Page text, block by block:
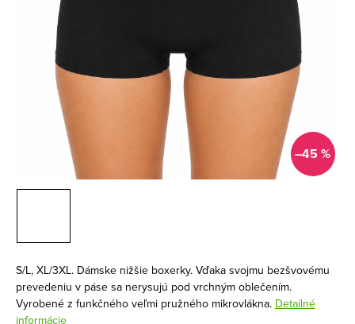
–45 %
S/L, XL/3XL. Dámske nižšie boxerky. Vďaka svojmu bezšvovému
prevedeniu v páse sa nerysujú pod vrchným oblečením.
Vyrobené z funkčného veľmi pružného mikrovlákna. Detailné
informácie